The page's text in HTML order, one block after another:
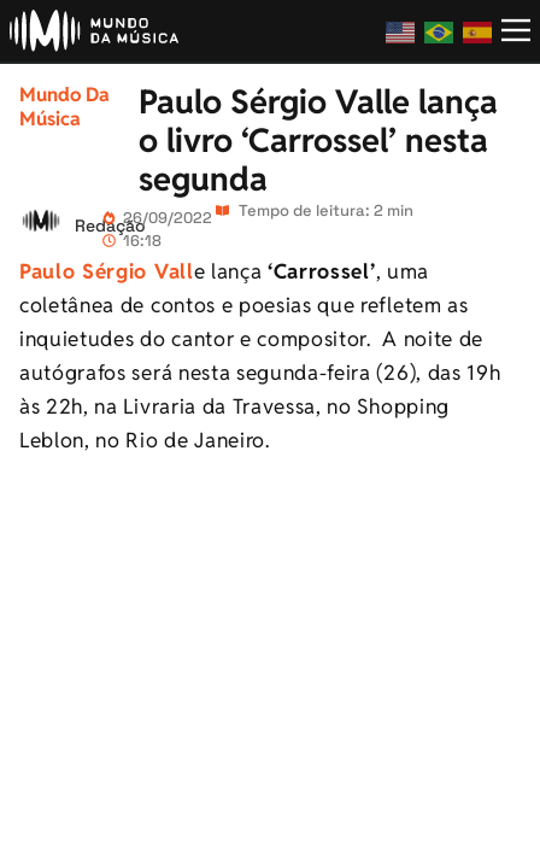
Mundo Da
Música
Paulo Sérgio Valle lança
o livro ‘Carrossel’ nesta
segunda
Redação26/09/2022
16:18
Tempo de leitura: 2 min
Paulo Sérgio Valle lança‘Carrossel’, uma
coletânea de contos e poesias que refletem as
inquietudes do cantor e compositor. A noite de
autógrafos será nesta segunda-feira (26), das 19h
às 22h, na Livraria da Travessa, no Shopping
Leblon, no Rio de Janeiro.